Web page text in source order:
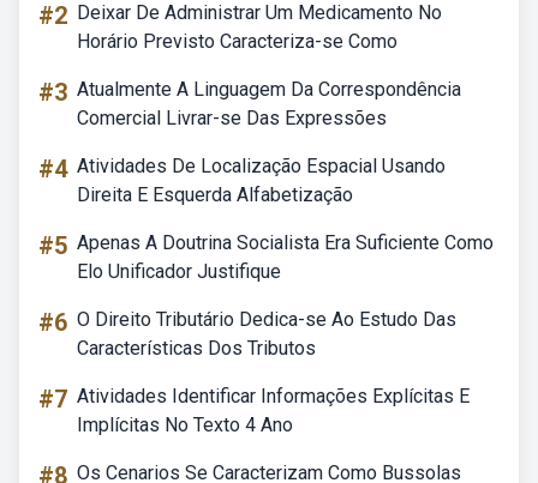
#2 Deixar De Administrar Um Medicamento No
Horário Previsto Caracteriza-se Como
#3 Atualmente A Linguagem Da Correspondência
Comercial Livrar-se Das Expressões
#4 Atividades De Localização Espacial Usando
Direita E Esquerda Alfabetização
#5 Apenas A Doutrina Socialista Era Suficiente Como
Elo Unificador Justifique
#6 O Direito Tributário Dedica-se Ao Estudo Das
Características Dos Tributos
#7 Atividades Identificar Informações Explícitas E
Implícitas No Texto 4 Ano
#8 Os Cenarios Se Caracterizam Como Bussolas